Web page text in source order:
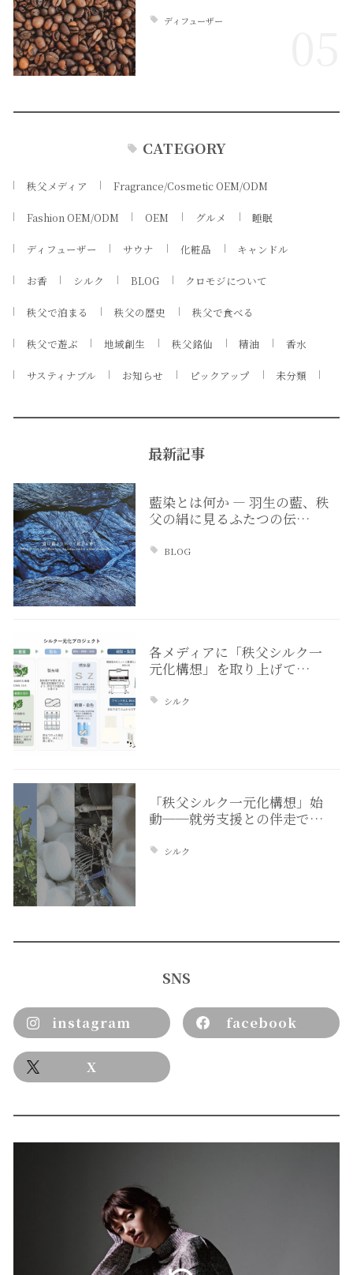
ディフューザー
CATEGORY
秩父メディア Fragrance/Cosmetic OEM/ODM
Fashion OEM/ODM OEM グルメ 睡眠
ディフューザー サウナ 化粧品 キャンドル
お香 シルク BLOG クロモジについて
秩父で泊まる 秩父の歴史 秩父で食べる
秩父で遊ぶ 地域創生 秩父銘仙 精油 香水
サスティナブル お知らせ ピックアップ 未分類
最新記事
藍染とは何か ― 羽生の藍、秩
父の絹に見るふたつの伝…
BLOG
各メディアに「秩父シルク一
元化構想」を取り上げて…
シルク
「秩父シルク一元化構想」始
動──就労支援との伴走で…
シルク
SNS
instagram facebook
X